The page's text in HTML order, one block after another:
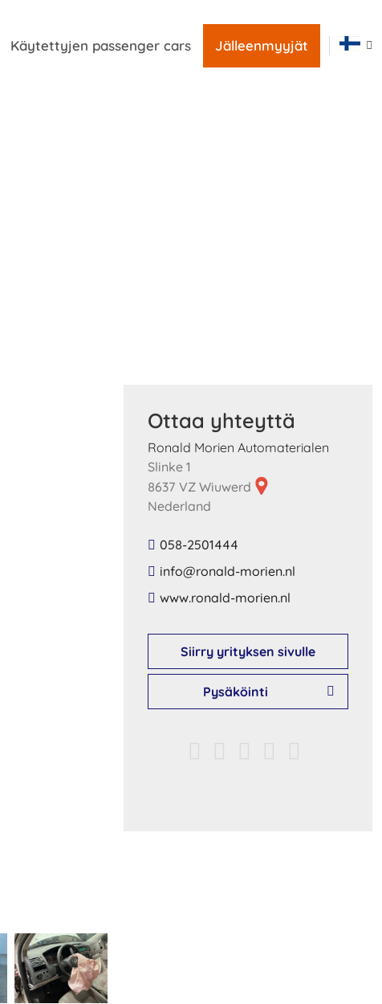
Käytettyjen passenger cars Jälleenmyyjät
Ottaa yhteyttä
Ronald Morien Automaterialen
Slinke 1
8637 VZ Wiuwerd
Nederland
058-2501444
​info​@​ronald​-​morien​.​nl​
​www​.​ronald​-​morien​.​nl​
Siirry yrityksen sivulle
Pysäköinti